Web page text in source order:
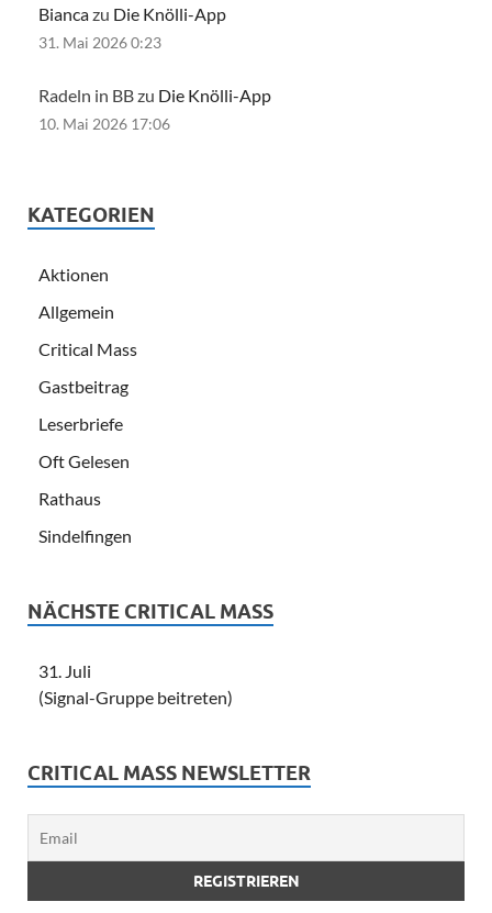
Biancazu Die Knölli-App
31. Mai 2026 0:23
Radeln in BB zu Die Knölli-App
10. Mai 2026 17:06
KATEGORIEN
Aktionen
Allgemein
Critical Mass
Gastbeitrag
Leserbriefe
Oft Gelesen
Rathaus
Sindelfingen
NÄCHSTE CRITICAL MASS
31. Juli
(Signal-Gruppe beitreten)
CRITICAL MASS NEWSLETTER